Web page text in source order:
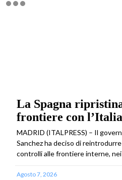
La Spagna
frontiere con l’Italia
MADRID (ITALPRESS) – Il
Sanchez ha deciso di
controlli alle frontiere interne,
Agosto 7, 2026